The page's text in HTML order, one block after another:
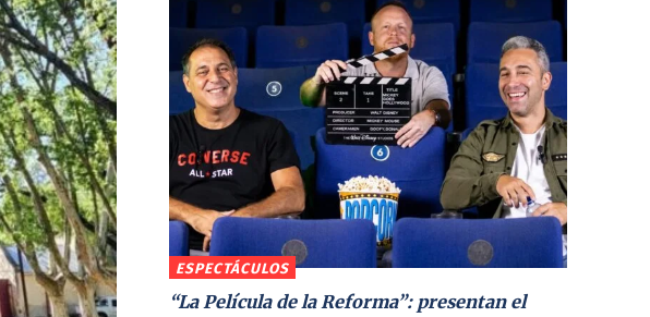
ESPECTÁCULOS
“La Película de la Reforma”: presentan el